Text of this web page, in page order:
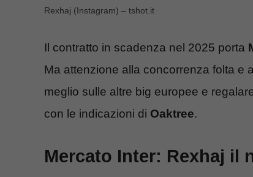
Rexhaj (Instagram) – tshot.it
Il contratto in scadenza nel 2025 porta
Ma attenzione alla concorrenza folta e
meglio sulle altre big europee e
con le indicazioni di Oaktree.
Mercato Inter: Rexhaj il